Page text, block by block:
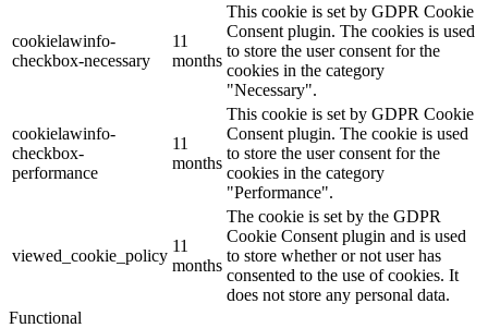
cookielawinfo-
checkbox-necessary
11
months
This cookie is set by GDPR Cookie
Consent plugin. The cookies is used
to store the user consent for the
cookies in the category
"Necessary".
cookielawinfo-
checkbox-
performance
11
months
This cookie is set by GDPR Cookie
Consent plugin. The cookie is used
to store the user consent for the
cookies in the category
"Performance".
viewed_cookie_policy
11
months
The cookie is set by the GDPR
Cookie Consent plugin and is used
to store whether or not user has
consented to the use of cookies. It
does not store any personal data.
Functional